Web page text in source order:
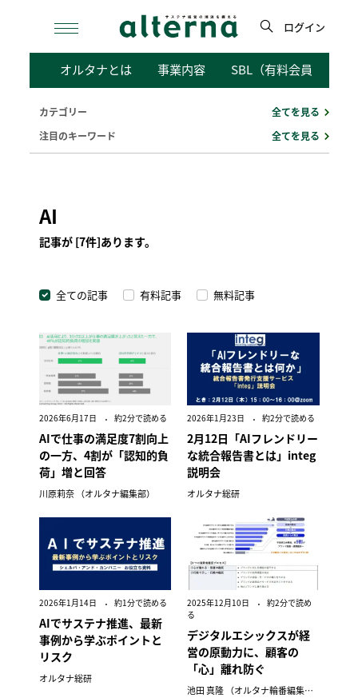
検
ログイン
オルタナとは 事業内容 SBL（有料会員向けサ
カテゴリー
全てを見る
注目のキーワード
全てを見る
AI
記事が [7件]あります。
全ての記事 有料記事 無料記事
2026年6月17日 約2分で読める
AIで仕事の満足度7割向上
の一方、4割が「認知的負
荷」増と回答
川原莉奈 （オルタナ編集部）
2026年1月23日 約2分で読める
2月12日「AIフレンドリー
な統合報告書とは」integ
説明会
オルタナ総研
2026年1月14日 約1分で読める
AIでサステナ推進、最新
事例から学ぶポイントと
リスク
オルタナ総研
2025年12月10日
約2分で読め
る
デジタルエシックスが経
営の原動力に、顧客の
「心」離れ防ぐ
池田 真隆 （オルタナ輪番編集長）